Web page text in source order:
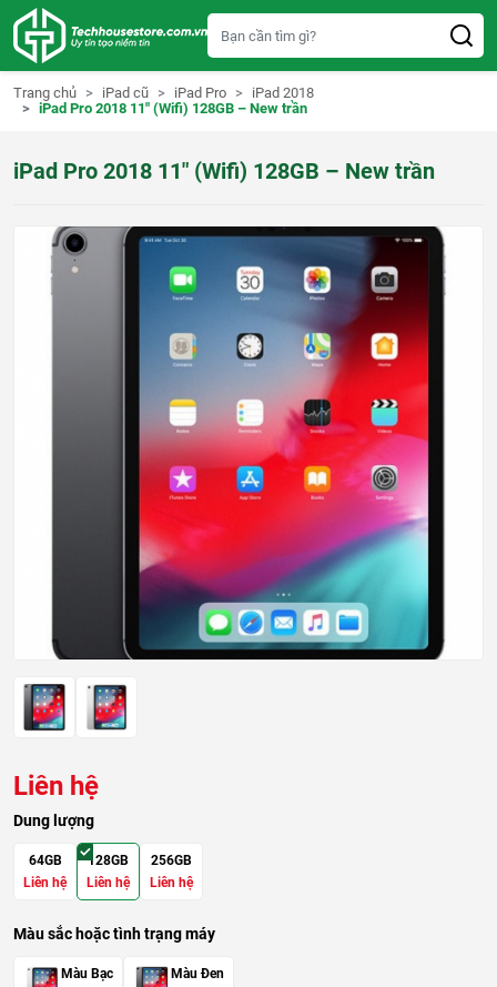
Trang chủ iPad cũ iPad Pro
iPad 2018
iPad Pro 2018 11″ (Wifi) 128GB – New trần
iPad Pro 2018 11″ (Wifi) 128GB – New trần
Liên hệ
Dung lượng
64GB
Liên hệ
128GB
Liên hệ
256GB
Liên hệ
Màu sắc hoặc tình trạng máy
Màu Bạc
Màu Đen